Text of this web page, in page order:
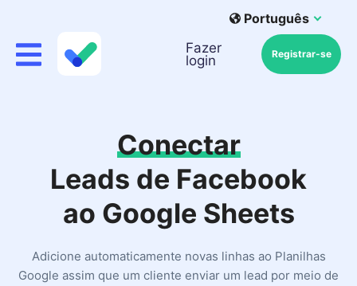
Português
Fazer
login
Registrar-se
Conectar
Leads de Facebook
ao Google Sheets
Adicione automaticamente novas linhas ao Planilhas
Google assim que um cliente enviar um lead por meio de